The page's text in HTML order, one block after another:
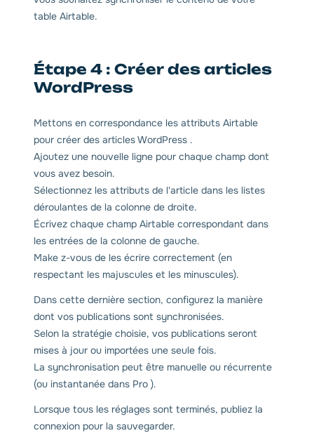
table Airtable.
Étape 4 : Créer des articles
WordPress
Mettons en correspondance les attributs Airtable
pour créer des articles WordPress .
Ajoutez une nouvelle ligne pour chaque champ dont
vous avez besoin.
Sélectionnez les attributs de l'article dans les listes
déroulantes de la colonne de droite.
Écrivez chaque champ Airtable correspondant dans
les entrées de la colonne de gauche.
Make z-vous de les écrire correctement (en
respectant les majuscules et les minuscules).
Dans cette dernière section, configurez la manière
dont vos publications sont synchronisées.
Selon la stratégie choisie, vos publications seront
mises à jour ou importées une seule fois.
La synchronisation peut être manuelle ou récurrente
(ou instantanée dans Pro ).
Lorsque tous les réglages sont terminés, publiez la
connexion pour la sauvegarder.